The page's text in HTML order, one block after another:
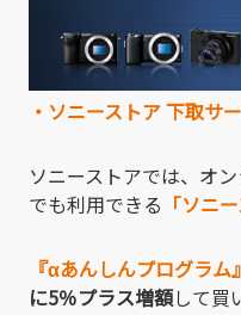
・ ソニーストア 下取サ
ソニーストアでは、オ
でも利用できる 「ソニ
『αあんしんプログラム』
に5％プラス増額して買